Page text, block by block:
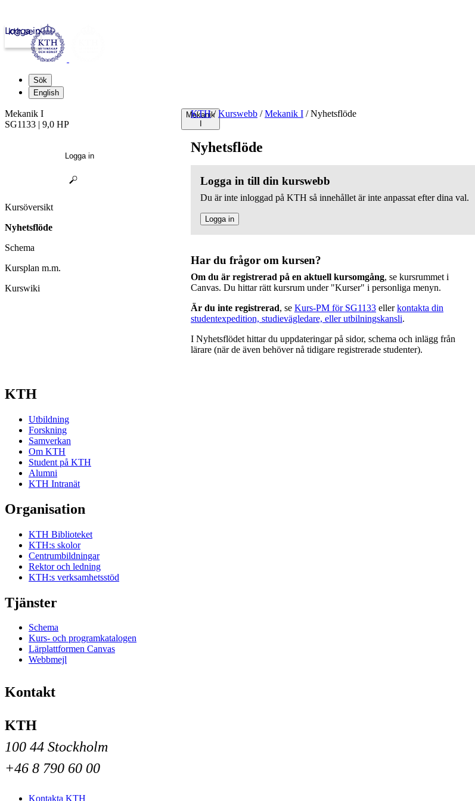
kth.se
Logga in
Sök
English
Mekanik
KTH / Kurswebb / Mekanik I /Nyhetsflöde
Nyhetsflöde
Logga in till din kurswebb
Du är inte inloggad på KTH så innehållet är inte anpassat efter dina val.
Logga in
Har du frågor om kursen?
Om du är registrerad på en aktuell kursomgång, se kursrummet i
Canvas. Du hittar rätt kursrum under "Kurser" i personliga menyn.
Är du inte registrerad, se Kurs-PM för SG1133 ellerkontakta din
studentexpedition, studievägledare, eller utbilningskansli.
I Nyhetsflödet hittar du uppdateringar på sidor, schema och inlägg från
lärare (när de även behöver nå tidigare registrerade studenter).
Mekanik I
SG1133 | 9,0 HP
Logga in
Kursöversikt
Nyhetsflöde
Schema
Kursplan m.m.
Kurswiki
KTH
Utbildning
Forskning
Samverkan
Om KTH
Student på KTH
Alumni
KTH Intranät
Organisation
KTH Biblioteket
KTH:s skolor
Centrumbildningar
Rektor och ledning
KTH:s verksamhetsstöd
Tjänster
Schema
Kurs- och programkatalogen
Lärplattformen Canvas
Webbmejl
Kontakt
KTH
100 44 Stockholm
+46 8 790 60 00
Kontakta KTH